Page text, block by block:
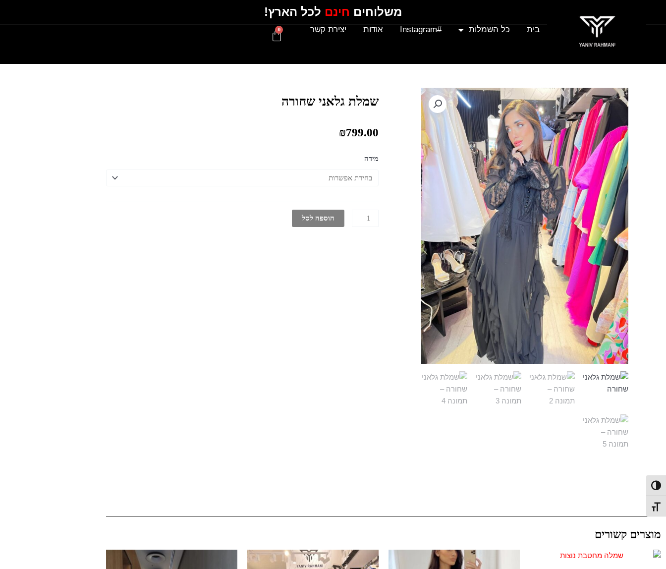
הפעל/כבה ניגודיות גבוהה
מתג גודל גופן
משלוחים חינם לכל הארץ!
בית כל השמלות #Instagram אודות יצירת קשר 0
עגלת
שמלת גלאני שחורה
₪799.00
מידה
כמות
שמלת
הוספה לסל
מוצרים קשורים